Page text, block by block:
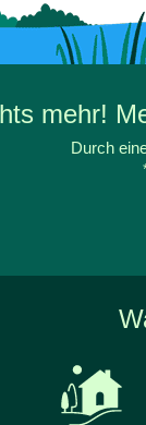
mehr!
Durch